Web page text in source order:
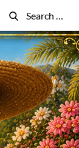
Search
for:
Search